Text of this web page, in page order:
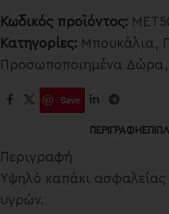
Κωδικός προϊόντος:
Κατηγορίες: Μπουκάλια,
Προσωποποιημένα Δώρα,
Save
ΠΕΡΙΓΡΑΦΉ
Περιγραφή
Υψηλό καπάκι
υγρών.